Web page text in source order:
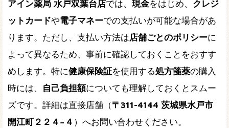
アイン薬局 水戸双葉台店では、 現金をはじめ、 クレジ
ットカードや電子マネーでの支払いが可能な場合があ
ります。ただし、支払い方法は店舗ごとのポリシーに
よって異なるため、事前に確認しておくことをおすす
めします。特に健康保険証を使用する処方箋薬の購入
時には、 自己負担額についても理解しておくとスムー
ズです。詳細は直接店舗（〒311-4144 茨城県水戸市
開江町２２４−４ ）へお問い合わせください。